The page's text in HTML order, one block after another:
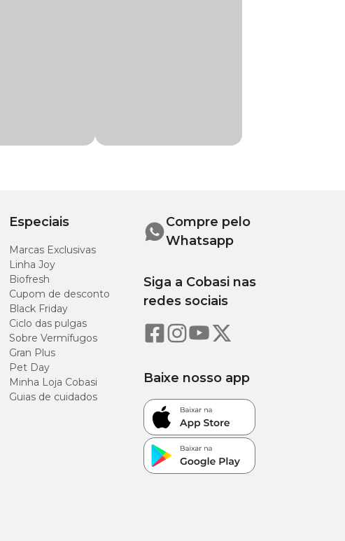
Especiais
Marcas Exclusivas
Linha Joy
Biofresh
Cupom de desconto
Black Friday
Ciclo das pulgas
Sobre Vermífugos
Gran Plus
Pet Day
Minha Loja Cobasi
Guias de cuidados
Compre pelo
Whatsapp
Siga a Cobasi nas
redes sociais
Baixe nosso app